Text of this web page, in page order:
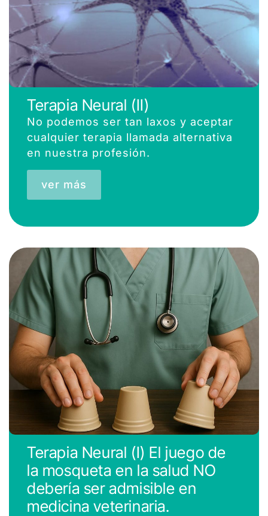
Terapia Neural (II)
No podemos ser tan laxos y aceptar
cualquier terapia llamada alternativa
en nuestra profesión.
ver más
Terapia Neural (I) El juego de
la mosqueta en la salud NO
debería ser admisible en
medicina veterinaria.